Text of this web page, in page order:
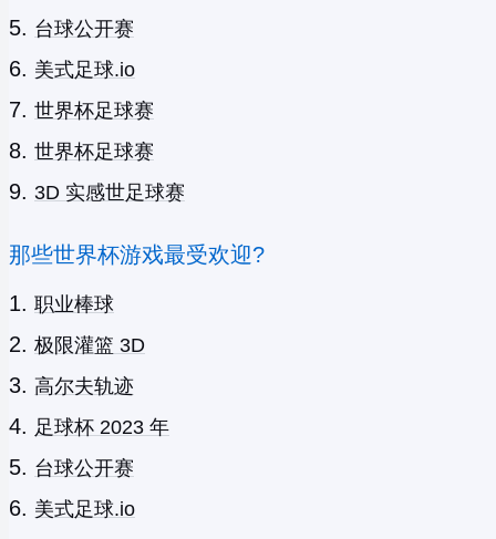
台球公开赛
美式足球.io
世界杯足球赛
世界杯足球赛
3D 实感世足球赛
那些世界杯游戏最受欢迎?
职业棒球
极限灌篮 3D
高尔夫轨迹
足球杯 2023 年
台球公开赛
美式足球.io